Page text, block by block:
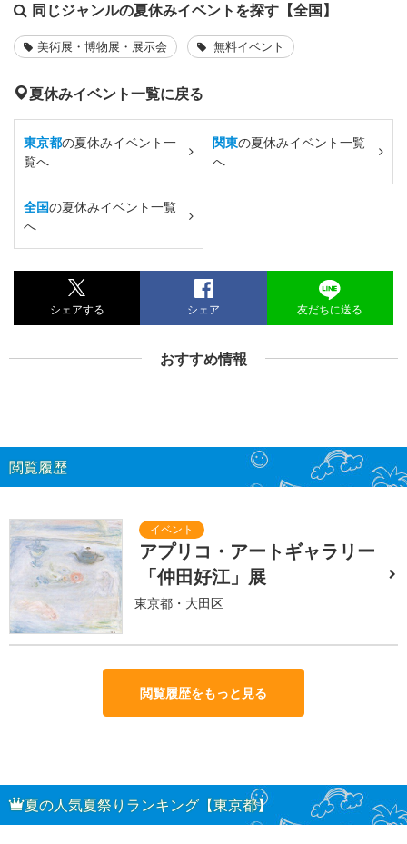
同じジャンルの夏休みイベントを探す【全国】
美術展・博物展・展示会 無料イベント
夏休みイベント一覧に戻る
東京都の夏休みイベント一
覧へ
関東の夏休みイベント一覧
へ
全国の夏休みイベント一覧
へ
シェアする シェア 友だちに送る
おすすめ情報
閲覧履歴
アプリコ・アートギャラリー
「仲田好江」展
東京都・大田区
閲覧履歴をもっと見る
夏の人気夏祭りランキング【東京都】